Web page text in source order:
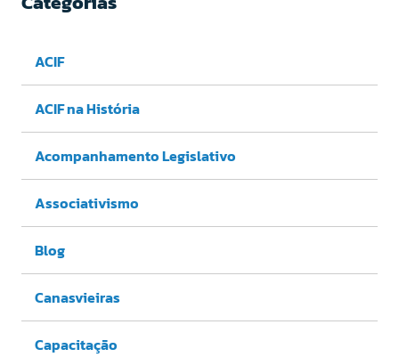
ACIF
ACIF na História
Acompanhamento Legislativo
Associativismo
Blog
Canasvieiras
Capacitação